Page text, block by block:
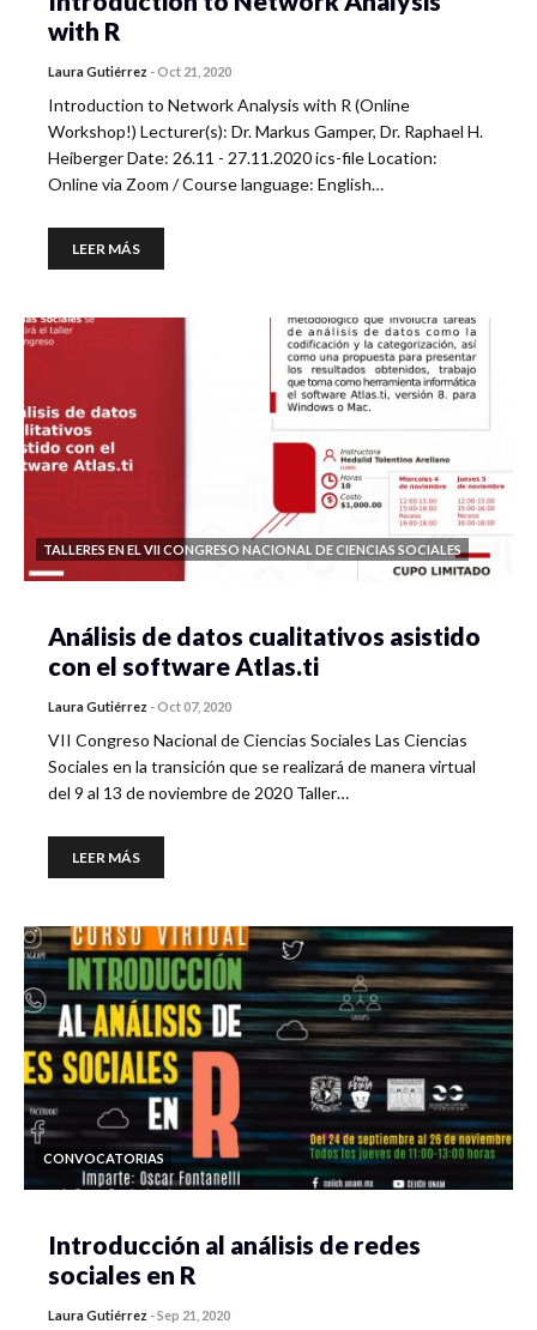
with R
Laura Gutiérrez -Oct 21, 2020
Introduction to Network Analysis with R (Online
Workshop!) Lecturer(s): Dr. Markus Gamper, Dr. Raphael H.
Heiberger Date: 26.11 - 27.11.2020 ics-file Location:
Online via Zoom / Course language: English…
LEER MÁS
TALLERES EN EL VII CONGRESO NACIONAL DE CIENCIAS SOCIALES
Análisis de datos cualitativos asistido
con el software Atlas.ti
Laura Gutiérrez -Oct 07, 2020
VII Congreso Nacional de Ciencias Sociales Las Ciencias
Sociales en la transición que se realizará de manera virtual
del 9 al 13 de noviembre de 2020 Taller…
LEER MÁS
CONVOCATORIAS
Introducción al análisis de redes
sociales en R
Laura Gutiérrez -Sep 21, 2020